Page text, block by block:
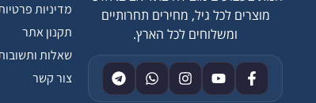
מדיניות
תקנון אתר
שאלות
צור קשר
מוצרים לכל גיל, מחירים תחרותיים
ומשלוחים לכל הארץ.